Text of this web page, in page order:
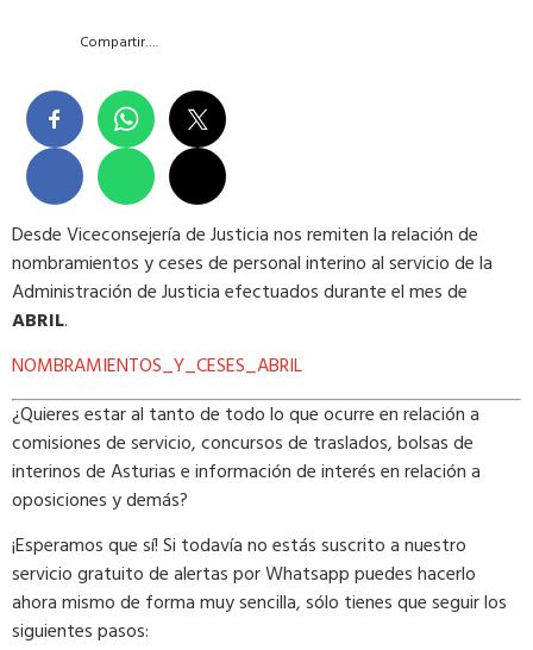
Compartir….
Desde Viceconsejería de Justicia nos remiten la relación de
nombramientos y ceses de personal interino al servicio de la
Administración de Justicia efectuados durante el mes de
ABRIL.
NOMBRAMIENTOS_Y_CESES_ABRIL
¿Quieres estar al tanto de todo lo que ocurre en relación a
comisiones de servicio, concursos de traslados, bolsas de
interinos de Asturias e información de interés en relación a
oposiciones y demás?
¡Esperamos que sí! Si todavía no estás suscrito a nuestro
servicio gratuito de alertas por Whatsapp puedes hacerlo
ahora mismo de forma muy sencilla, sólo tienes que seguir los
siguientes pasos: